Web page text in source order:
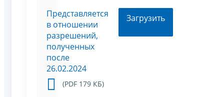
Представляется
в отношении
разрешений,
полученных
после
26.02.2024
(PDF 179 КБ)
Загрузить